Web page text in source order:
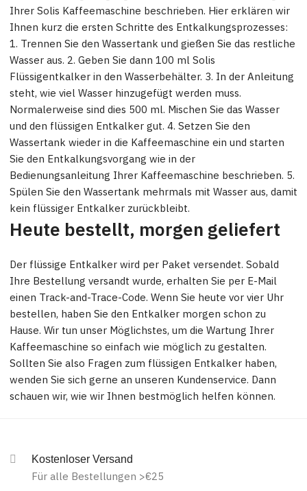
Ihrer Solis Kaffeemaschine beschrieben. Hier erklären wir
Ihnen kurz die ersten Schritte des Entkalkungsprozesses:
1. Trennen Sie den Wassertank und gießen Sie das restliche
Wasser aus. 2. Geben Sie dann 100 ml Solis
Flüssigentkalker in den Wasserbehälter. 3. In der Anleitung
steht, wie viel Wasser hinzugefügt werden muss.
Normalerweise sind dies 500 ml. Mischen Sie das Wasser
und den flüssigen Entkalker gut. 4. Setzen Sie den
Wassertank wieder in die Kaffeemaschine ein und starten
Sie den Entkalkungsvorgang wie in der
Bedienungsanleitung Ihrer Kaffeemaschine beschrieben. 5.
Spülen Sie den Wassertank mehrmals mit Wasser aus, damit
kein flüssiger Entkalker zurückbleibt.
Heute bestellt, morgen geliefert
Der flüssige Entkalker wird per Paket versendet. Sobald
Ihre Bestellung versandt wurde, erhalten Sie per E-Mail
einen Track-and-Trace-Code. Wenn Sie heute vor vier Uhr
bestellen, haben Sie den Entkalker morgen schon zu
Hause. Wir tun unser Möglichstes, um die Wartung Ihrer
Kaffeemaschine so einfach wie möglich zu gestalten.
Sollten Sie also Fragen zum flüssigen Entkalker haben,
wenden Sie sich gerne an unseren Kundenservice. Dann
schauen wir, wie wir Ihnen bestmöglich helfen können.
Kostenloser Versand
Für alle Bestellungen >€25